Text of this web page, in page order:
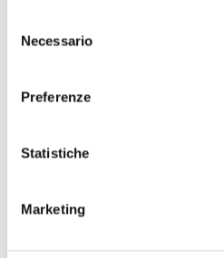
delNecessario
Preferenze
Statistiche
Marketing
ceramiche
alla Legge di Bilancio che
l’opportunità di istituire un
affinché siano destinate
distretto della ceramica di
prezzi nel settore elettrico e